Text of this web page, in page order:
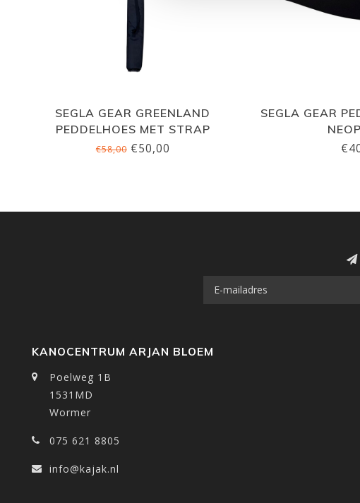
SEGLA GEAR GREENLAND
PEDDELHOES MET STRAP
€58,00€50,00
SEGLA GEAR
KANOCENTRUM ARJAN BLOEM
Poelweg 1B
1531MD
Wormer
075 621 8805
info@kajak.nl